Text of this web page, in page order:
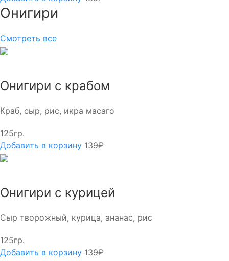
Онигири
Смотреть все
Онигири с крабом
Краб, сыр, рис, икра масаго
125гр.
Добавить в корзину 139₽
Онигири с курицей
Сыр творожный, курица, ананас, рис
125гр.
Добавить в корзину 139₽